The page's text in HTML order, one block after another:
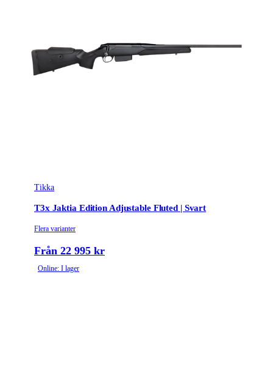
Tikka
T3x Jaktia Edition Adjustable Fluted | Svart
Flera varianter
Från 22 995 kr
Online: I lager